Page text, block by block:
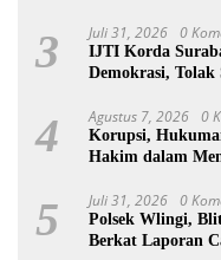
3 Juli 31, 2026 0
IJTI Korda
Demokrasi,
4 Agustus 7, 2026 0
Korupsi,
Hakim dalam
5 Juli 31, 2026 0
Polsek Wlingi,
Berkat Laporan